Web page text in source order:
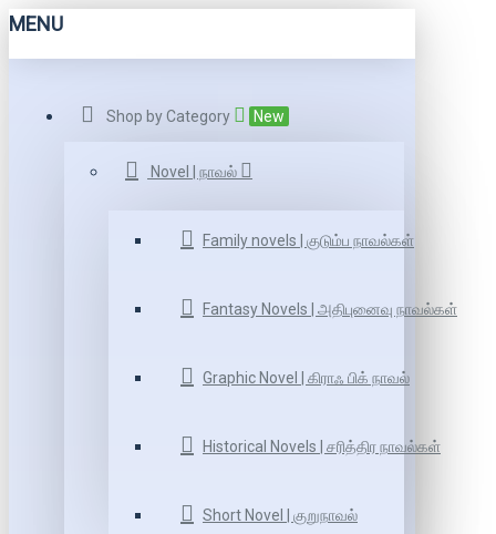
MENU
Shop by Category New
Novel | நாவல்
Family novels | குடும்ப நாவல்கள்
Fantasy Novels | அதிபுனைவு நாவல்கள்
Graphic Novel | கிராஃ பிக் நாவல்
Historical Novels | சரித்திர நாவல்கள்
Short Novel | குறுநாவல்